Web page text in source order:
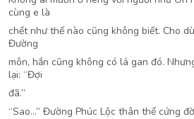
cùng e là
chết như thế nào cũng không biết. Cho
Đường
môn, hắn cũng không có lá gan đó.
lại: “Đợi
đã.”
“Sao…” Đường Phúc Lộc thân thể cứng